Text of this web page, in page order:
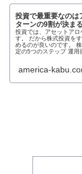
投資で最重要なのは
ターンの9割が決まる
投資では、アセットア
す。 だから株式投資を
めるのが良いのです。
定の5つのステップ 運用
america-